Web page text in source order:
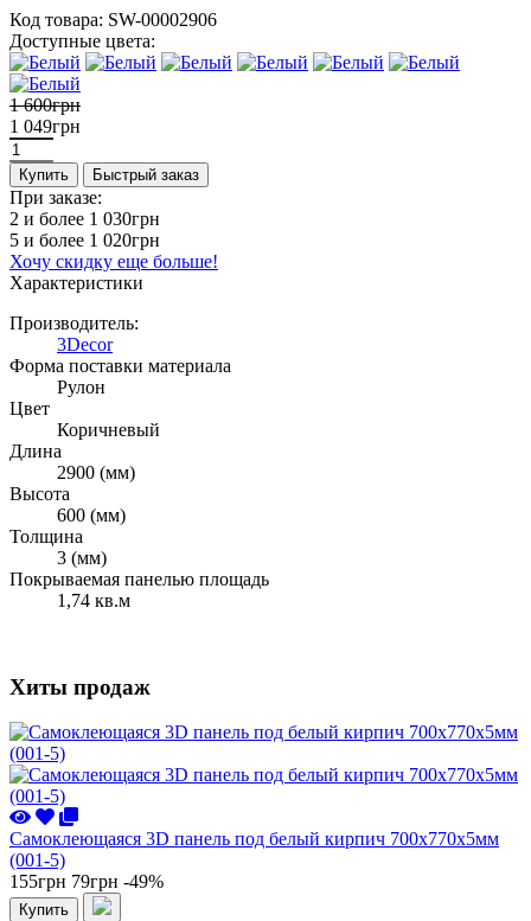
Код товара: SW-00002906
Доступные цвета:
1 600грн
1 049грн
Купить Быстрый заказ
При заказе:
2 и более 1 030грн
5 и более 1 020грн
Хочу скидку еще больше!
Характеристики
Производитель:
3Decor
Форма поставки материала
Рулон
Цвет
Коричневый
Длина
2900 (мм)
Высота
600 (мм)
Толщина
3 (мм)
Покрываемая панелью площадь
1,74 кв.м
Хиты продаж
Самоклеющаяся 3D панель под белый кирпич 700x770x5мм
(001-5)
155грн 79грн -49%
Купить